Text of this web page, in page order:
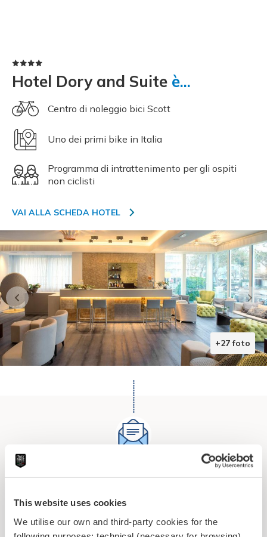
This website uses cookies
We utilise our own and third-party cookies for the
+27 foto
Hotel Dory and Suite è...
Centro di noleggio bici Scott
Uno dei primi bike in Italia
Programma di intrattenimento per gli ospiti
non ciclisti
VAI ALLA SCHEDA HOTEL
Richiedi un preventivo per
questa offerta